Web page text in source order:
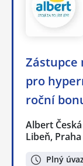
Zástupce
pro
roční
Albert
Libeň, Praha
Plný